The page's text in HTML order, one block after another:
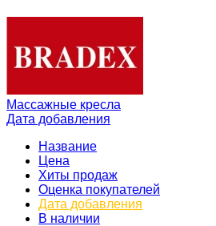
Массажные кресла
Дата добавления
Название
Цена
Хиты продаж
Оценка покупателей
Дата добавления
В наличии